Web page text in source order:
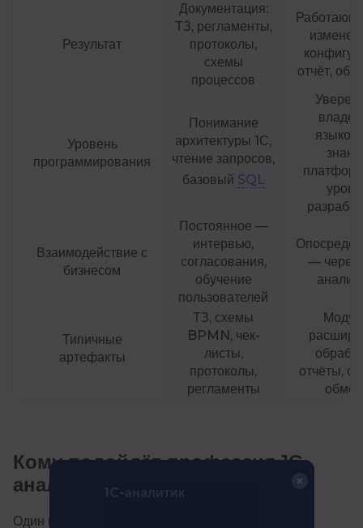
Результат
Документация:
ТЗ, регламенты,
протоколы,
схемы
процессов
отчёт,
Уровень
программирования
Понимание
архитектуры 1С,
чтение запросов,
базовый SQL
языком
Взаимодействие с
бизнесом
Постоянное —
интервью,
согласования,
обучение
пользователей
— через
Типичные
артефакты
ТЗ, схемы
BPMN, чек-
листы,
протоколы,
регламенты
отчёты,
Кому подойдёт профессия 1С-
аналитика
Один из самых частых вопросов при выборе этой
1C-аналитик